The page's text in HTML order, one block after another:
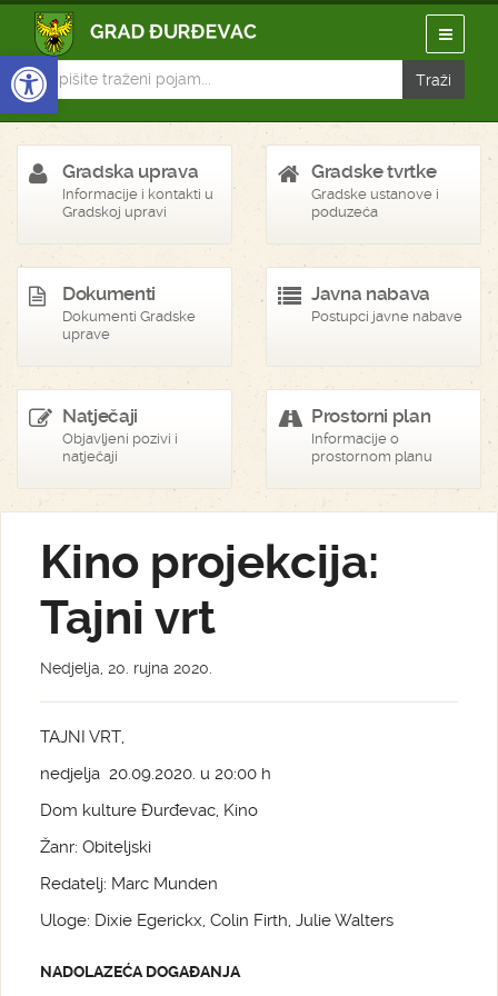
Open toolbar
Gradska uprava
Informacije i kontakti u
Gradskoj upravi
Gradske tvrtke
Gradske ustanove i
poduzeća
Dokumenti
Dokumenti Gradske
uprave
Javna nabava
Postupci javne nabave
Natječaji
Objavljeni pozivi i
natječaji
Prostorni plan
Informacije o
prostornom planu
Kino projekcija:
Tajni vrt
Nedjelja, 20. rujna 2020.
TAJNI VRT,
nedjelja 20.09.2020. u 20:00 h
Dom kulture Đurđevac, Kino
Žanr: Obiteljski
Redatelj: Marc Munden
Uloge: Dixie Egerickx, Colin Firth, Julie Walters
NADOLAZEĆA DOGAĐANJA